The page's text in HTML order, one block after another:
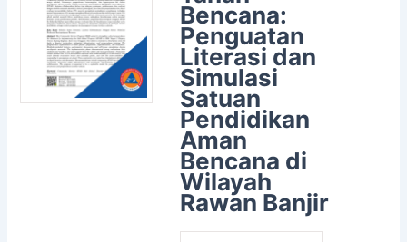
Bencana:
Penguatan
Literasi dan
Simulasi
Satuan
Pendidikan
Aman
Bencana di
Wilayah
Rawan Banjir